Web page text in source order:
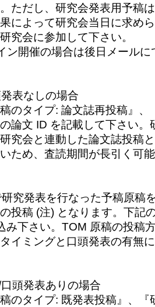
ただし、研究会発表用予稿
によって研究会当日に求め
究会に参加して下さい。
ン開催の場合は後日メール
表なしの場合
のタイプ: 論文誌再投稿』、
論文 ID を記載して下さい。
究会と連動した論文誌投稿
ため、査読期間が長引く可
究発表を行なった予稿原稿
投稿 (注) となります。下記
み下さい。TOM 原稿の投稿
イミングと口頭発表の有無
頭発表ありの場合
のタイプ: 既発表投稿』、『